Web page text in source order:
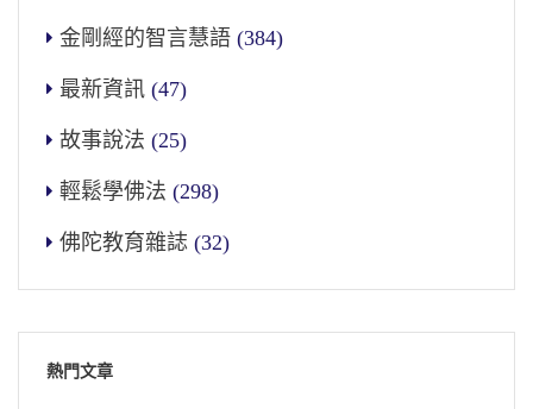
金剛經的智言慧語 (384)
最新資訊 (47)
故事說法 (25)
輕鬆學佛法 (298)
佛陀教育雜誌 (32)
熱門文章